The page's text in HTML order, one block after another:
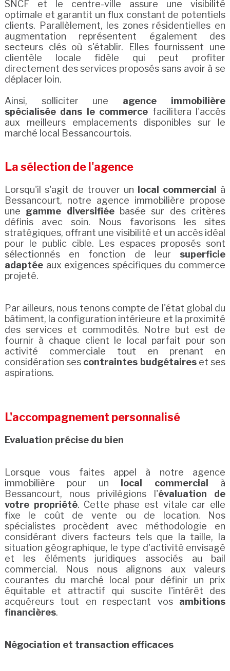
SNCF et le centre-ville assure une visibilité
optimale et garantit un flux constant de potentiels
clients. Parallèlement, les zones résidentielles en
augmentation représentent également des
secteurs clés où s'établir. Elles fournissent une
clientèle locale fidèle qui peut profiter
directement des services proposés sans avoir à se
déplacer loin.
Ainsi, solliciter une agence immobilière
spécialisée dans le commerce facilitera l'accès
aux meilleurs emplacements disponibles sur le
marché local Bessancourtois.
La sélection de l'agence
Lorsqu'il s'agit de trouver un local commercial
à
Bessancourt, notre agence immobilière propose
une gamme diversifiéebasée sur des critères
définis avec soin. Nous favorisons les sites
stratégiques, offrant une visibilité et un accès idéal
pour le public cible. Les espaces proposés sont
sélectionnés en fonction de leur superficie
adaptéeaux exigences spécifiques du commerce
projeté.
Par ailleurs, nous tenons compte de l'état global du
bâtiment, la configuration intérieure et la proximité
des services et commodités. Notre but est de
fournir à chaque client le local parfait pour son
activité commerciale tout en prenant en
considération ses contraintes budgétaireset ses
aspirations.
L'accompagnement personnalisé
Evaluation précise du bien
Lorsque vous faites appel à notre agence
immobilière pour un
local commercial
à
Bessancourt, nous privilégions l'évaluation de
votre propriété. Cette phase est vitale car elle
fixe le coût de vente ou de location. Nos
spécialistes procèdent avec méthodologie en
considérant divers facteurs tels que la taille, la
situation géographique, le type d'activité envisagé
et les éléments juridiques associés au bail
commercial. Nous nous alignons aux valeurs
courantes du marché local pour définir un prix
équitable et attractif qui suscite l'intérêt des
acquéreurs tout en respectant vos ambitions
financières.
Négociation et transaction efficaces